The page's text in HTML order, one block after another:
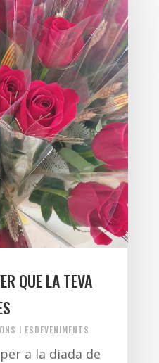
QUE LA TEVA
I ESDEVENIMENTS
a la diada de